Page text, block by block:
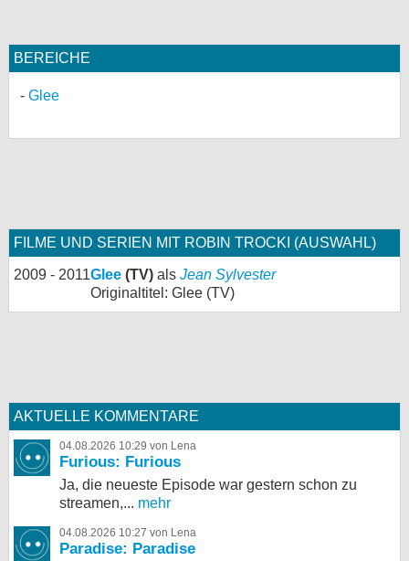
BEREICHE
Glee
FILME UND SERIEN MIT ROBIN TROCKI (AUSWAHL)
2009 - 2011Glee (TV) als Jean Sylvester
Originaltitel: Glee (TV)
AKTUELLE KOMMENTARE
04.08.2026 10:29 von Lena
Furious: Furious
Ja, die neueste Episode war gestern schon zu
streamen,... mehr
04.08.2026 10:27 von Lena
Paradise: Paradise
myFanbase